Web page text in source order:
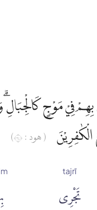
فِيْ مَوْجٍ كَالْجِبَالِۗ
( هود : ٤٢)
tajrī
تَجْرِى